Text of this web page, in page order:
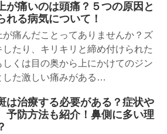
が痛いのは頭痛？５つの原因と
れる病気について！
が痛んだことってありませんか？ズ
したり、キリキリと締め付けられた
しくは目の奥から上にかけてのジン
した激しい痛みがある…
は治療する必要がある？症状や
予防方法も紹介！鼻側に多い理